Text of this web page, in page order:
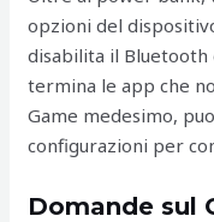
opzioni del
disabilita il Bluetooth
termina le app che
Game medesimo,
configurazioni per
Domande sul